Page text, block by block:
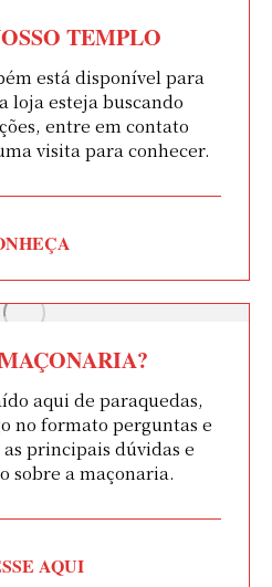
TEMPLO
está disponível para
loja esteja buscando
entre em contato
visita para conhecer.
aqui de paraquedas,
no formato perguntas e
principais dúvidas e
sobre a maçonaria.
AQUI